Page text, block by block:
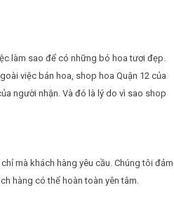
làm sao để có những bó hoa tươi đẹp.
việc bán hoa, shop hoa Quận 12 của
người nhận. Và đó là lý do vì sao shop
mà khách hàng yêu cầu. Chúng tôi đảm
hàng có thể hoàn toàn yên tâm.